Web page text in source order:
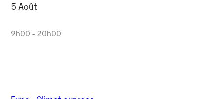
5 Août
9h00 - 20h00